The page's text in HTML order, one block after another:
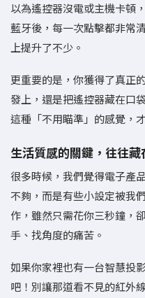
以為遙控器沒電或主機卡頓
藍牙後，每一次點擊都非常
上提升了不少。
更重要的是，你獲得了真正
發上，還是把遙控器藏在口
這種「不用瞄準」的感覺，
生活質感的關鍵，往往藏
很多時候，我們覺得電子產
不夠，而是有些小設定被我
作，雖然只需花你三秒鐘，
手、找角度的痛苦。
如果你家裡也有一台智慧投
吧！別讓那道看不見的紅外